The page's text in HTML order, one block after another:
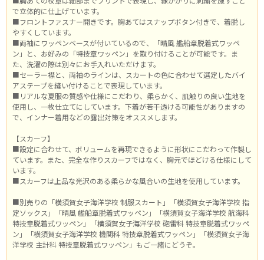
で立体的に仕上げています。
■フロントファスナー開きです。胸あてはスナップボタン付きで、着脱し
やすくしています。
■両袖にワッペンベースが付いているので、「晴風 艦船章脱着式ワッペ
ン」と、お好みの「特技章ワッペン」を取り付けることが可能です。ま
た、洗濯の際は別々にお手入れいただけます。
■セーラー襟と、両袖のラインは、スカートの色に合わせて選定したバイ
アステープを縫い付けることで表現しています。
■リアルな夏服の質感や仕様にこだわり、柔らかく、肌触りの良い生地を
使用し、一枚仕立てにしています。下着が若干透ける可能性がありますの
で、インナー着用などの露出対策をオススメします。
【スカーフ】
■設定に合わせて、ボリュームを再現できるように形状にこだわって作製し
ています。また、完全な作りスカーフではなく、胸元でほどける仕様にして
います。
■スカーフは上品な光沢のある柔らかな風合いの生地を使用しています。
■別売りの「横須賀女子海洋学校 制服スカート」「横須賀女子海洋学校 指
定ソックス」「晴風 艦船章脱着式ワッペン」「横須賀女子海洋学校 航海科
特技章脱着式ワッペン」「横須賀女子海洋学校 砲雷科 特技章脱着式ワッペ
ン」「横須賀女子海洋学校 機関科 特技章脱着式ワッペン」「横須賀女子海
洋学校 主計科 特技章脱着式ワッペン」もご一緒にどうぞ。